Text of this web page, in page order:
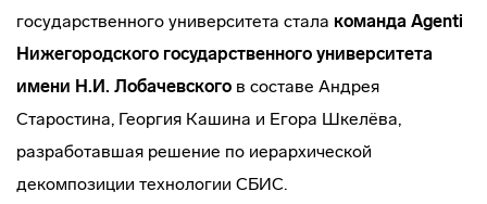
государственного университета стала команда Agenti
Нижегородского государственного университета
имени Н.И. Лобачевского в составе Андрея
Старостина, Георгия Кашина и Егора Шкелёва,
разработавшая решение по иерархической
декомпозиции технологии СБИС.